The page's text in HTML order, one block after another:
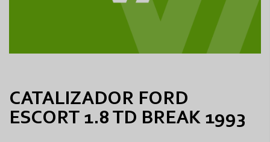
CATALIZADOR FORD
ESCORT 1.8 TD BREAK 1993